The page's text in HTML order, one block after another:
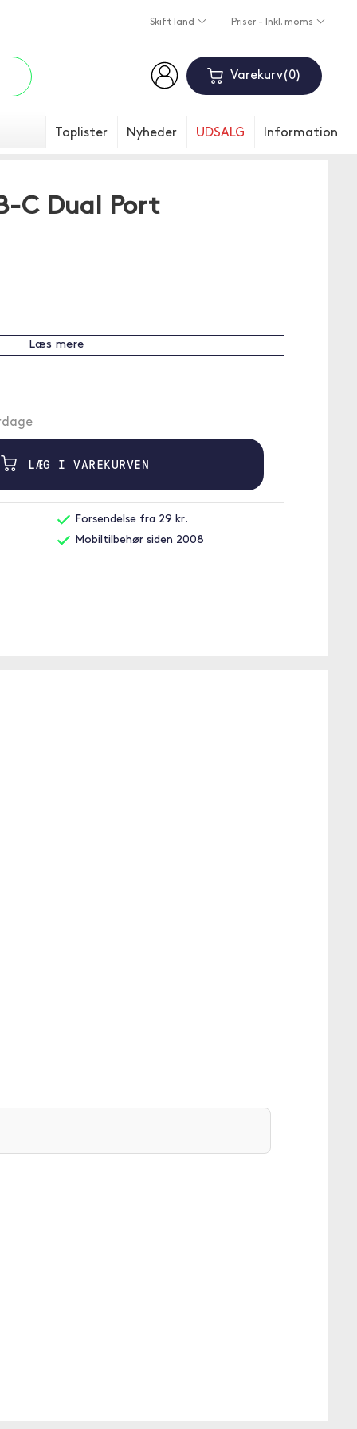
Skift land Priser - Inkl. moms
Varekurv 0
Toplister Nyheder UDSALG Information
C Dual Port
Læs mere
LÆG I VAREKURVEN
Forsendelse fra 29 kr.
Mobiltilbehør siden 2008